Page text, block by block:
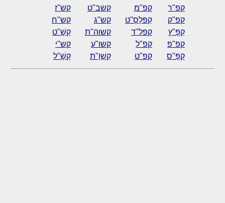
קפ"ר קפ"מ קשב"ט
קש"ז
קפ"ק
קַפּלָסְ"ט קש"ג
קש"ח
קַפָּ"ץ
קפל"ד קשוה"ת
קָשָׁ"ט
קפ"פ
קפ"ל קשו"ע
קש"י
קָפָּ"ס
קפ"ט קַשְׁוָ"ת קָשָׁ"ל